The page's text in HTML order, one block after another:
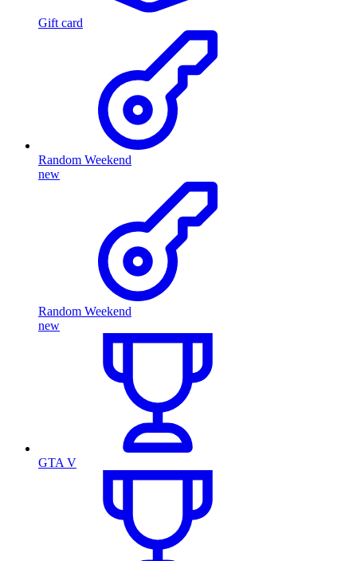
Gift card
Random Weekend
new
Random Weekend
new
GTA V